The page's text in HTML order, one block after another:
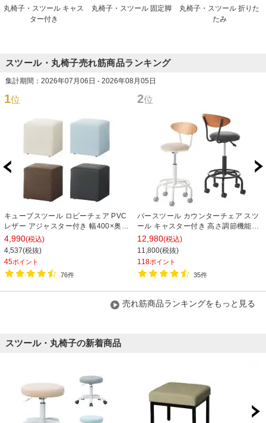
丸椅子・スツール キャス
ター付き
丸椅子・スツール 固定脚
丸椅子・スツール 折りた
たみ
スツール・丸椅子売れ筋商品ランキング
集計期間：2026年07月06日 - 2026年08月05日
1位
キューブスツール ロビーチェア PVC
レザー アジャスター付き 幅400×奥行
400×高さ400mm 【ブラック アイボ
リー ブルー ダークブラウン】
4,990(税込)
4,537(税抜)
45ポイント
76件
2位
バースツール カウンターチェア スツ
ール キャスター付き 高さ調節機能付
き 高さ825～975mm おしゃれ 丸椅
子 スツール 木製 バーチェア【ブラッ
ク座面・ベージュ座面】
12,980(税込)
11,800(税抜)
118ポイント
35件
売れ筋商品ランキングをもっと見る
スツール・丸椅子の新着商品